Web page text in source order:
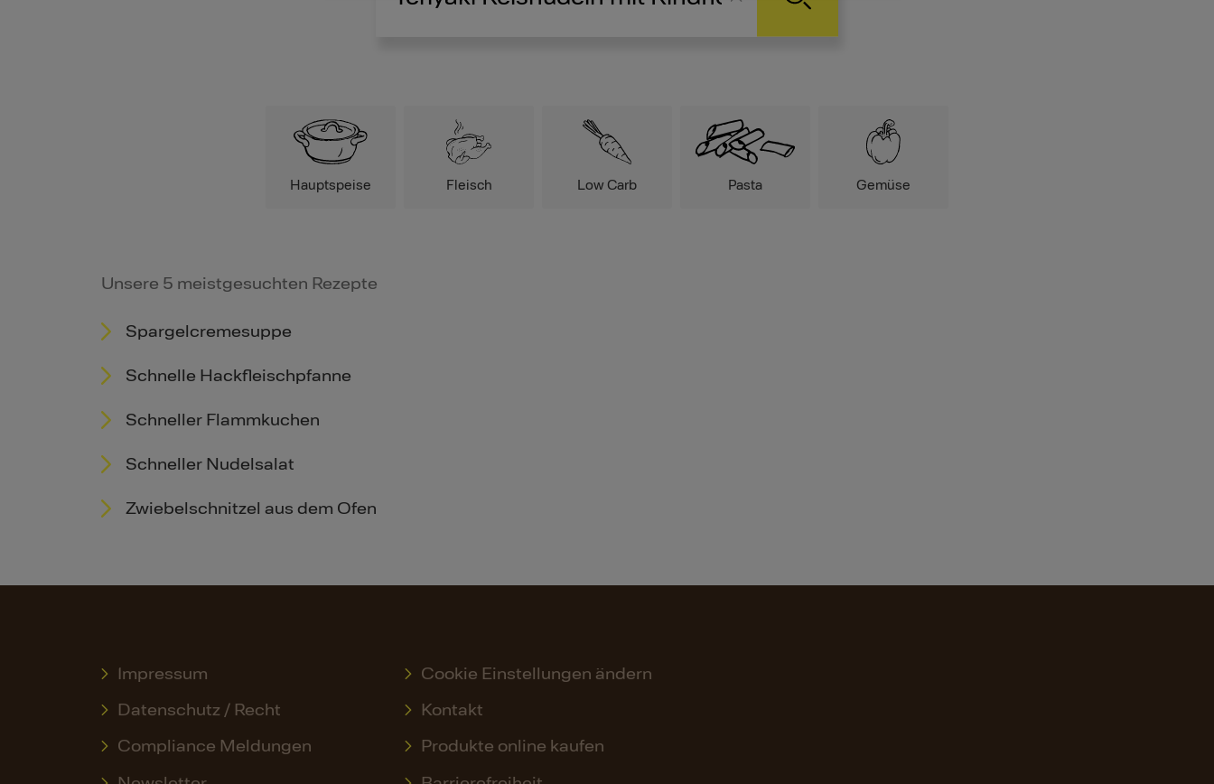
Hauptspeise Fleisch Low Carb Pasta Gemüse
Unsere 5 meistgesuchten Rezepte
Spargelcremesuppe
Schnelle Hackfleischpfanne
Schneller Flammkuchen
Schneller Nudelsalat
Zwiebelschnitzel aus dem Ofen
Impressum
Datenschutz / Recht
Compliance Meldungen
Cookie Einstellungen ändern
Kontakt
Produkte online kaufen